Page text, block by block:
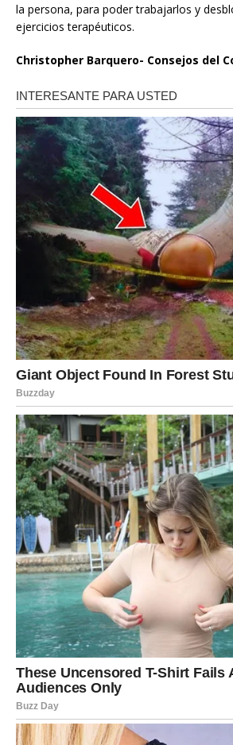
la persona, para poder trabajarlos y
ejercicios terapéuticos.
Christopher Barquero- Consejos del